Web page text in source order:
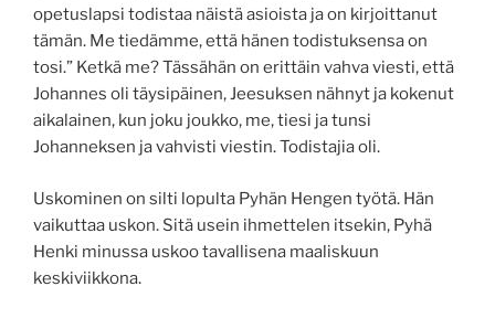
opetuslapsi todistaa näistä asioista ja on kirjoittanut
tämän. Me tiedämme, että hänen todistuksensa on
tosi.” Ketkä me? Tässähän on erittäin vahva viesti, että
Johannes oli täysipäinen, Jeesuksen nähnyt ja kokenut
aikalainen, kun joku joukko, me, tiesi ja tunsi
Johanneksen ja vahvisti viestin. Todistajia oli.
Uskominen on silti lopulta Pyhän Hengen työtä. Hän
vaikuttaa uskon. Sitä usein ihmettelen itsekin, Pyhä
Henki minussa uskoo tavallisena maaliskuun
keskiviikkona.